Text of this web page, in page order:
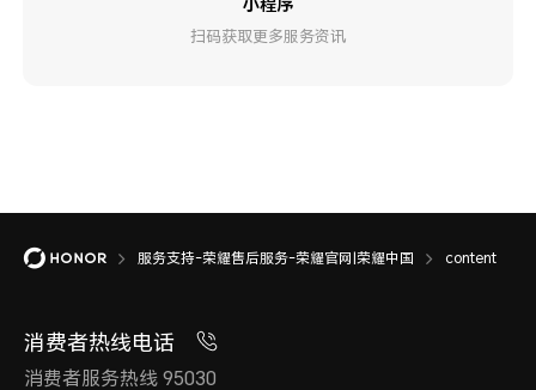
扫码获取更多服务资讯
服务支持-荣耀售后服务-荣耀官网|荣耀中国 content
消费者热线电话
消费者服务热线 95030